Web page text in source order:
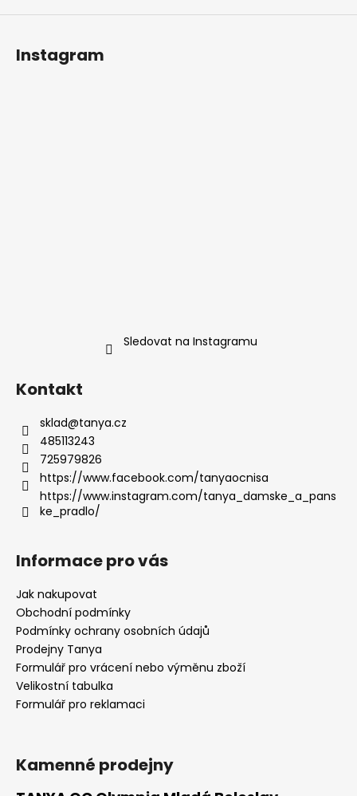
Instagram
Sledovat na Instagramu
Kontakt
sklad@tanya.cz
485113243
725979826
https://www.facebook.com/tanyaocnisa
https://www.instagram.com/tanya_damske_a_pans
ke_pradlo/
Informace pro vás
Jak nakupovat
Obchodní podmínky
Podmínky ochrany osobních údajů
Prodejny Tanya
Formulář pro vrácení nebo výměnu zboží
Velikostní tabulka
Formulář pro reklamaci
Kamenné prodejny